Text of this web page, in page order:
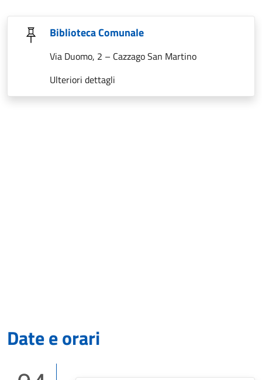
Biblioteca Comunale
Via Duomo, 2 – Cazzago San Martino
Ulteriori dettagli
Date e orari